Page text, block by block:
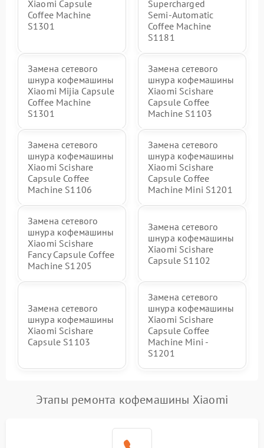
Xiaomi Capsule
Coffee Machine
S1301
Supercharged
Semi‑Automatic
Coffee Machine
S1181
Замена сетевого
шнура кофемашины
Xiaomi Mijia Capsule
Coffee Machine
S1301
Замена сетевого
шнура кофемашины
Xiaomi Scishare
Capsule Coffee
Machine S1103
Замена сетевого
шнура кофемашины
Xiaomi Scishare
Capsule Coffee
Machine S1106
Замена сетевого
шнура кофемашины
Xiaomi Scishare
Capsule Coffee
Machine Mini S1201
Замена сетевого
шнура кофемашины
Xiaomi Scishare
Fancy Capsule Coffee
Machine S1205
Замена сетевого
шнура кофемашины
Xiaomi Scishare
Capsule S1102
Замена сетевого
шнура кофемашины
Xiaomi Scishare
Capsule S1103
Замена сетевого
шнура кофемашины
Xiaomi Scishare
Capsule Coffee
Machine Mini -
S1201
Этапы ремонта кофемашины Xiaomi